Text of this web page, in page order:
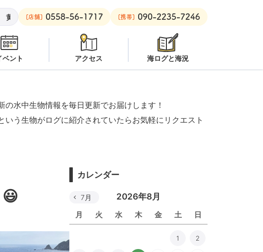
ーチ： オープン 安良里ボート： オープン
[店舗] 0558-56-1717 [携帯] 090-2235-7246
ベント アクセス 海ログと海況
の水中生物情報を毎日更新でお届けします！
いう生物がログに紹介されていたらお気軽にリクエスト
カレンダー
2026年8月
月 火 水 木 金 土 日
7月
1 2